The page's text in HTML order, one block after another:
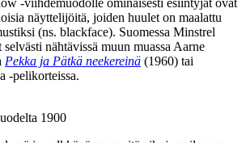
näyttelijöitä, joiden huulet on maalattu
(ns. blackface). Suomessa Minstrel
nähtävissä muun muassa Aarne
Pekka ja Pätkä neekereinä (1960) tai
‑pelikorteissa.
1900